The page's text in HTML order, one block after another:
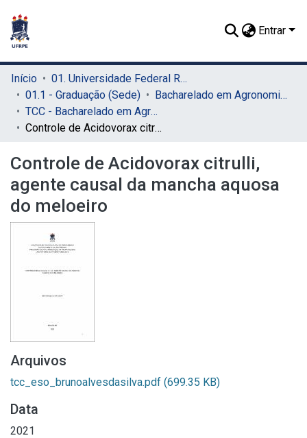
Entrar
Início
01. Universidade Federal Rural de Pernambuco - UFRPE (Sede)
01.1 - Graduação (Sede)
Bacharelado em Agronomia (Sede)
TCC - Bacharelado em Agronomia (Sede)
Controle de Acidovorax citrulli, agente causal da mancha aquosa do meloeiro
Controle de Acidovorax citrulli,
agente causal da mancha aquosa
do meloeiro
Arquivos
tcc_eso_brunoalvesdasilva.pdf (699.35 KB)
Data
2021